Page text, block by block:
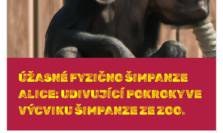
ÚŽASNÉ FYZIČNO ŠIMPANZE
ALICE: UDIVUJÍCÍ POKROKY VE
VÝCVIKU ŠIMPANZE ZE ZOO.